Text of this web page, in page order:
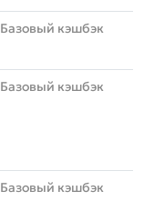
Базовый кэшбэк
Базовый кэшбэк
Базовый кэшбэк